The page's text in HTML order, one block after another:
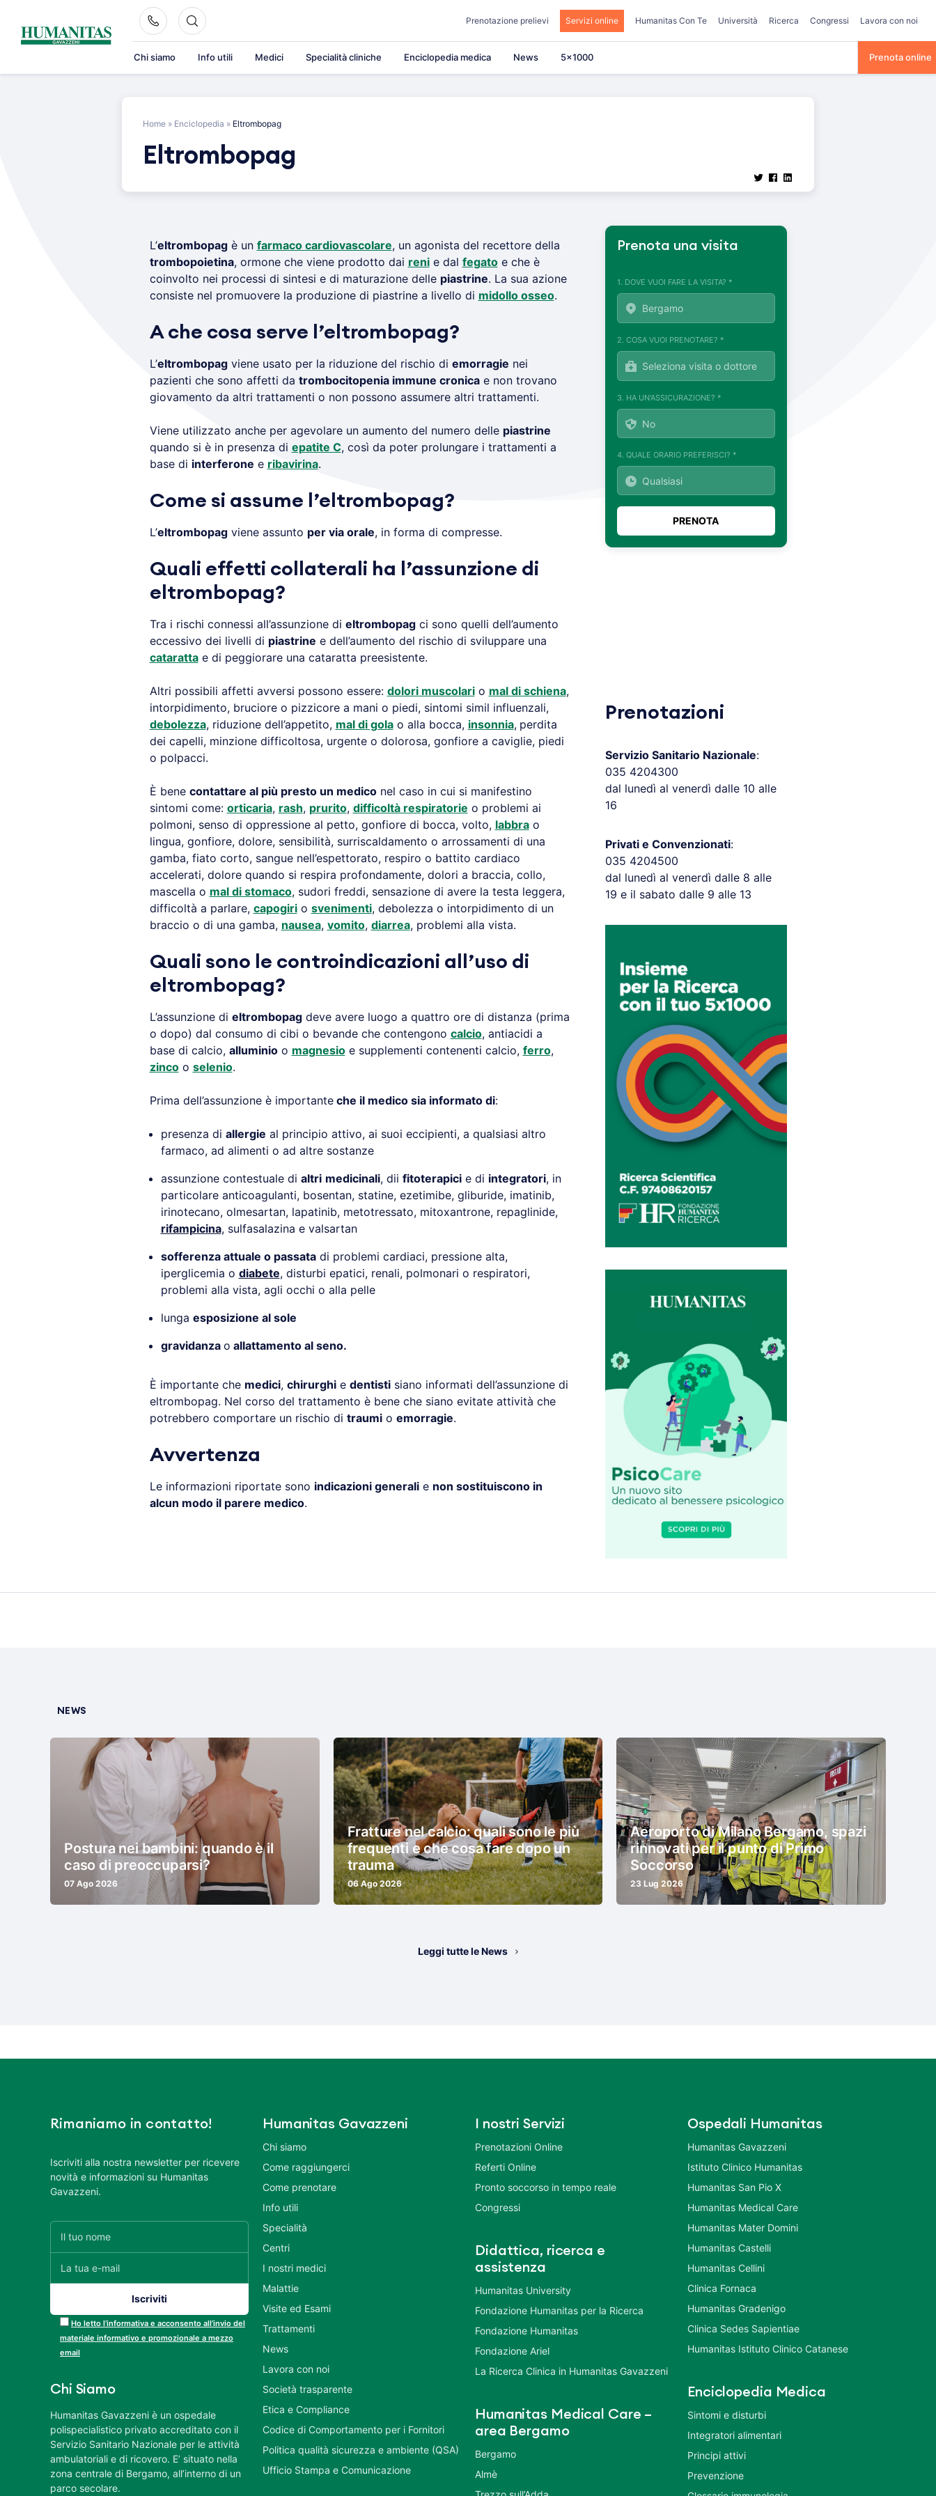
content
Prenotazione prelievi Servizi online Humanitas Con Te Università Ricerca Congressi Lavora con noi
Chi siamo Info utili Medici Specialità cliniche Enciclopedia medica News 5×1000 Prenota online
Home » Enciclopedia » Eltrombopag
Eltrombopag
L’eltrombopagè un farmaco cardiovascolare, un agonista del recettore della
trombopoietina, ormone che viene prodotto dai renie dal fegatoe che è
coinvolto nei processi di sintesi e di maturazione delle piastrine. La sua azione
consiste nel promuovere la produzione di piastrine a livello di midollo osseo.
A che cosa serve l’eltrombopag?
L’eltrombopagviene usato per la riduzione del rischio di emorragie nei
pazienti che sono affetti da trombocitopenia immune cronicae non trovano
giovamento da altri trattamenti o non possono assumere altri trattamenti.
Viene utilizzato anche per agevolare un aumento del numero delle piastrine
quando si è in presenza di epatite C, così da poter prolungare i trattamenti a
base di interferone e ribavirina.
Come si assume l’eltrombopag?
L’eltrombopagviene assunto per via orale, in forma di compresse.
Quali effetti collaterali ha l’assunzione di
eltrombopag?
Tra i rischi connessi all’assunzione di eltrombopagci sono quelli dell’aumento
eccessivo dei livelli di piastrine e dell’aumento del rischio di sviluppare una
catarattae di peggiorare una cataratta preesistente.
Altri possibili affetti avversi possono essere: dolori muscolario mal di schiena,
intorpidimento, bruciore o pizzicore a mani o piedi, sintomi simil influenzali,
debolezza, riduzione dell’appetito, mal di golao alla bocca, insonnia, perdita
dei capelli, minzione difficoltosa, urgente o dolorosa, gonfiore a caviglie, piedi
o polpacci.
È bene contattare al più presto un mediconel caso in cui si manifestino
sintomi come: orticaria, rash, prurito, difficoltà respiratorie o problemi ai
polmoni, senso di oppressione al petto, gonfiore di bocca, volto, labbrao
lingua, gonfiore, dolore, sensibilità, surriscaldamento o arrossamenti di una
gamba, fiato corto, sangue nell’espettorato, respiro o battito cardiaco
accelerati, dolore quando si respira profondamente, dolori a braccia, collo,
mascella o mal di stomaco, sudori freddi, sensazione di avere la testa leggera,
difficoltà a parlare, capogirio svenimenti, debolezza o intorpidimento di un
braccio o di una gamba, nausea, vomito, diarrea, problemi alla vista.
Quali sono le controindicazioni all’uso di
eltrombopag?
L’assunzione di eltrombopagdeve avere luogo a quattro ore di distanza (prima
o dopo) dal consumo di cibi o bevande che contengono calcio, antiacidi a
base di calcio, alluminioo magnesioe supplementi contenenti calcio, ferro,
zincoo selenio.
Prima dell’assunzione è importanteche il medico sia informato di:
presenza di allergie al principio attivo, ai suoi eccipienti, a qualsiasi altro
farmaco, ad alimenti o ad altre sostanze
assunzione contestuale di altri medicinali, dii fitoterapicie di integratori, in
particolare anticoagulanti, bosentan, statine, ezetimibe, gliburide, imatinib,
irinotecano, olmesartan, lapatinib, metotressato, mitoxantrone, repaglinide,
rifampicina, sulfasalazina e valsartan
sofferenza attuale o passatadi problemi cardiaci, pressione alta,
iperglicemia o diabete, disturbi epatici, renali, polmonari o respiratori,
problemi alla vista, agli occhi o alla pelle
lunga esposizione al sole
gravidanza o allattamento al seno.
È importante che medici, chirurghie dentistisiano informati dell’assunzione di
eltrombopag. Nel corso del trattamento è bene che siano evitate attività che
potrebbero comportare un rischio di traumio emorragie.
Avvertenza
Le informazioni riportate sono indicazioni generalie non sostituiscono in
alcun modo il parere medico.
Prenota una visita
1. DOVE VUOI FARE LA VISITA? *
2. COSA VUOI PRENOTARE? *
3. HA UN'ASSICURAZIONE? *
4. QUALE ORARIO PREFERISCI? *
Prenotazioni
Servizio Sanitario Nazionale:
035 4204300
dal lunedì al venerdì dalle 10 alle
16
Privati e Convenzionati:
035 4204500
dal lunedì al venerdì dalle 8 alle
19 e il sabato dalle 9 alle 13
NEWS
Postura nei bambini: quando è il
caso di preoccuparsi?
07 Ago 2026
Fratture nel calcio: quali sono le più
frequenti e che cosa fare dopo un
trauma
06 Ago 2026
Aeroporto di Milano Bergamo, spazi
rinnovati per il punto di Primo
Soccorso
23 Lug 2026
Leggi tutte le News
Rimaniamo in contatto!
Iscriviti alla nostra newsletter per ricevere
novità e informazioni su Humanitas
Gavazzeni.
Ho letto l’informativa e acconsento all’invio del
materiale informativo e promozionale a mezzo
email
Chi Siamo
Humanitas Gavazzeni è un ospedale
polispecialistico privato accreditato con il
Servizio Sanitario Nazionale per le attività
ambulatoriali e di ricovero. E’ situato nella
zona centrale di Bergamo, all’interno di un
parco secolare.
Humanitas Gavazzeni
Chi siamo
Come raggiungerci
Come prenotare
Info utili
Specialità
Centri
I nostri medici
Malattie
Visite ed Esami
Trattamenti
News
Lavora con noi
Società trasparente
Etica e Compliance
Codice di Comportamento per i Fornitori
Politica qualità sicurezza e ambiente (QSA)
Ufficio Stampa e Comunicazione
I nostri Servizi
Prenotazioni Online
Referti Online
Pronto soccorso in tempo reale
Congressi
Didattica, ricerca e
assistenza
Humanitas University
Fondazione Humanitas per la Ricerca
Fondazione Humanitas
Fondazione Ariel
La Ricerca Clinica in Humanitas Gavazzeni
Humanitas Medical Care –
area Bergamo
Bergamo
Almè
Ospedali Humanitas
Humanitas Gavazzeni
Istituto Clinico Humanitas
Humanitas San Pio X
Humanitas Medical Care
Humanitas Mater Domini
Humanitas Castelli
Humanitas Cellini
Clinica Fornaca
Humanitas Gradenigo
Clinica Sedes Sapientiae
Humanitas Istituto Clinico Catanese
Enciclopedia Medica
Sintomi e disturbi
Integratori alimentari
Principi attivi
Prevenzione